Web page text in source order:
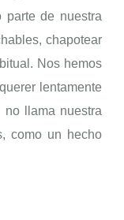
de nuestra
chapotear
Nos hemos
lentamente
no llama nuestra
como un hecho